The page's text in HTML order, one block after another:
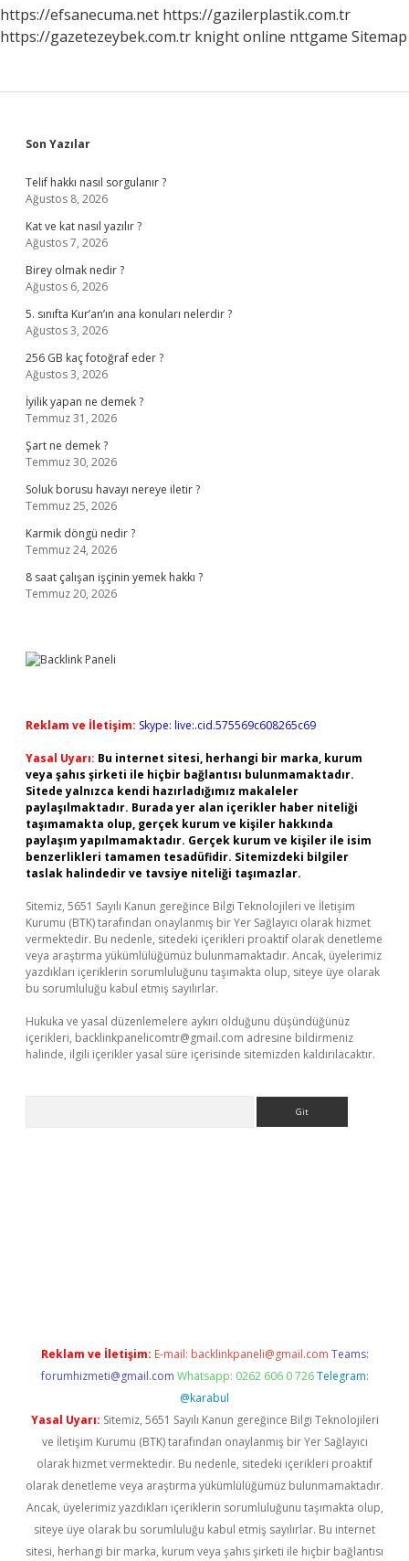
https://efsanecuma.net https://gazilerplastik.com.tr
https://gazetezeybek.com.tr knight online nttgame Sitemap
Sidebar
Son Yazılar
Telif hakkı nasıl sorgulanır ?
Ağustos 8, 2026
Kat ve kat nasıl yazılır ?
Ağustos 7, 2026
Birey olmak nedir ?
Ağustos 6, 2026
5. sınıfta Kur’an’ın ana konuları nelerdir ?
Ağustos 3, 2026
256 GB kaç fotoğraf eder ?
Ağustos 3, 2026
İyilik yapan ne demek ?
Temmuz 31, 2026
Şart ne demek ?
Temmuz 30, 2026
Soluk borusu havayı nereye iletir ?
Temmuz 25, 2026
Karmik döngü nedir ?
Temmuz 24, 2026
8 saat çalışan işçinin yemek hakkı ?
Temmuz 20, 2026
Reklam ve İletişim: Skype: live:.cid.575569c608265c69
Yasal Uyarı: Bu internet sitesi, herhangi bir marka, kurum
veya şahıs şirketi ile hiçbir bağlantısı bulunmamaktadır.
Sitede yalnızca kendi hazırladığımız makaleler
paylaşılmaktadır. Burada yer alan içerikler haber niteliği
taşımamakta olup, gerçek kurum ve kişiler hakkında
paylaşım yapılmamaktadır. Gerçek kurum ve kişiler ile isim
benzerlikleri tamamen tesadüfidir. Sitemizdeki bilgiler
taslak halindedir ve tavsiye niteliği taşımazlar.
Sitemiz, 5651 Sayılı Kanun gereğince Bilgi Teknolojileri ve İletişim
Kurumu (BTK) tarafından onaylanmış bir Yer Sağlayıcı olarak hizmet
vermektedir. Bu nedenle, sitedeki içerikleri proaktif olarak denetleme
veya araştırma yükümlülüğümüz bulunmamaktadır. Ancak, üyelerimiz
yazdıkları içeriklerin sorumluluğunu taşımakta olup, siteye üye olarak
bu sorumluluğu kabul etmiş sayılırlar.
Hukuka ve yasal düzenlemelere aykırı olduğunu düşündüğünüz
içerikleri, backlinkpanelicomtr@gmail.com adresine bildirmeniz
halinde, ilgili içerikler yasal süre içerisinde sitemizden kaldırılacaktır.
Reklam ve İletişim: E-mail: backlinkpaneli@gmail.com Teams:
forumhizmeti@gmail.com Whatsapp: 0262 606 0 726 Telegram:
@karabul
Yasal Uyarı: Sitemiz, 5651 Sayılı Kanun gereğince Bilgi Teknolojileri
ve İletişim Kurumu (BTK) tarafından onaylanmış bir Yer Sağlayıcı
olarak hizmet vermektedir. Bu nedenle, sitedeki içerikleri proaktif
olarak denetleme veya araştırma yükümlülüğümüz bulunmamaktadır.
Ancak, üyelerimiz yazdıkları içeriklerin sorumluluğunu taşımakta olup,
siteye üye olarak bu sorumluluğu kabul etmiş sayılırlar. Bu internet
sitesi, herhangi bir marka, kurum veya şahıs şirketi ile hiçbir bağlantısı